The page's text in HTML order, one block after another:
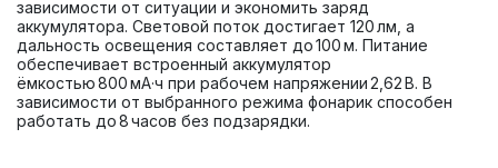
зависимости от ситуации и экономить заряд
аккумулятора. Световой поток достигает 120 лм, а
дальность освещения составляет до 100 м. Питание
обеспечивает встроенный аккумулятор
ёмкостью 800 мА·ч при рабочем напряжении 2,62 В. В
зависимости от выбранного режима фонарик способен
работать до 8 часов без подзарядки.